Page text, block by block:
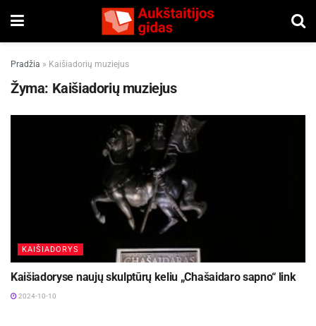
Pradžia » Kaišiadorių muziejus
Žyma: Kaišiadorių muziejus
KAIŠIADORYS
Kaišiadoryse naujų skulptūrų keliu „Chašaidaro sapno“ link
2024-10-10